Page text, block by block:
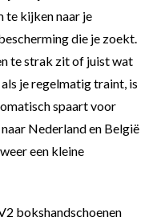
te kijken naar je
die je zoekt.
te strak zit of juist wat
je regelmatig traint, is
spaart voor
Nederland en België
een kleine
bokshandschoenen